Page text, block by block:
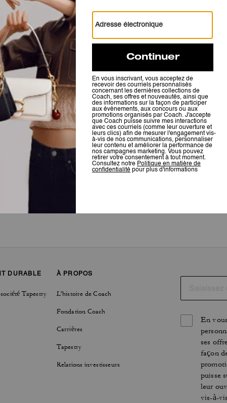
Avis
Il n’y a pas encore d’avis.
sur la manière dont nous vérifions nos avis, cliquezici.
DURABLE
Tapestry
À PROPOS
L'histoire de Coach
Fondation Coach
Carrières
Tapestry
Relations investisseurs
En
ses
façon
puisse
leur
vis-à-